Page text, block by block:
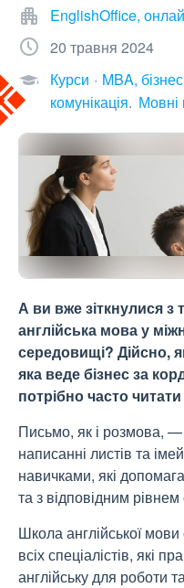
EnglishOffice,
20 травня 2024
Курси
MBA,
комунікація Мовні
А ви вже зіткнулися
англійська мова у
середовищі? Дійсно,
яка веде бізнес за
потрібно часто
Письмо, як і розмова,
написанні листів та
навичками, які
та з відповідним рівнем
Школа англійської
всіх спеціалістів, які
англійську для роботи